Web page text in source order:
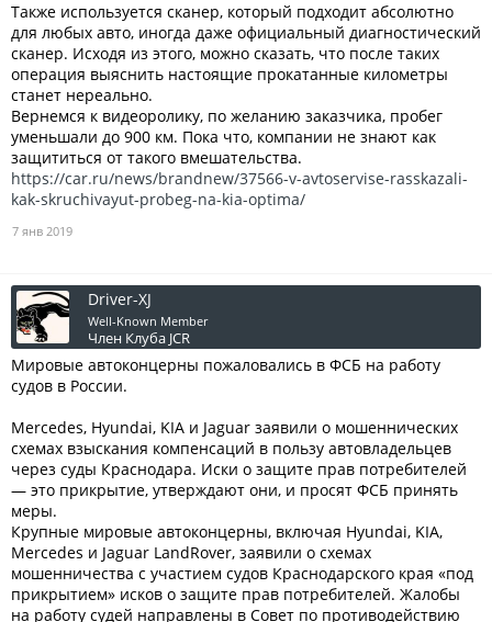
Также используется сканер, который подходит абсолютно
для любых авто, иногда даже официальный диагностический
сканер. Исходя из этого, можно сказать, что после таких
операция выяснить настоящие прокатанные километры
станет нереально.
Вернемся к видеоролику, по желанию заказчика, пробег
уменьшали до 900 км. Пока что, компании не знают как
защититься от такого вмешательства.
https://car.ru/news/brandnew/37566-v-avtoservise-rasskazali-
kak-skruchivayut-probeg-na-kia-optima/
7 янв 2019
Driver-XJ
Well-Known Member
Член Клуба JCR
Мировые автоконцерны пожаловались в ФСБ на работу
судов в России.
Mercedes, Hyundai, KIA и Jaguar заявили о мошеннических
схемах взыскания компенсаций в пользу автовладельцев
через суды Краснодара. Иски о защите прав потребителей
— это прикрытие, утверждают они, и просят ФСБ принять
меры.
Крупные мировые автоконцерны, включая Hyundai, KIA,
Mercedes и Jaguar LandRover, заявили о схемах
мошенничества с участием судов Краснодарского края «под
прикрытием» исков о защите прав потребителей. Жалобы
на работу судей направлены в Совет по противодействию